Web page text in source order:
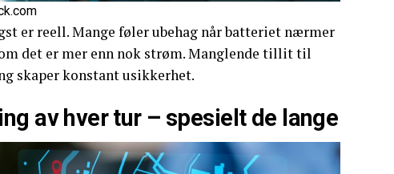
er reell. Mange føler ubehag når batteriet nærmer
om det er mer enn nok strøm. Manglende tillit til
skaper konstant usikkerhet.
av hver tur – spesielt de lange